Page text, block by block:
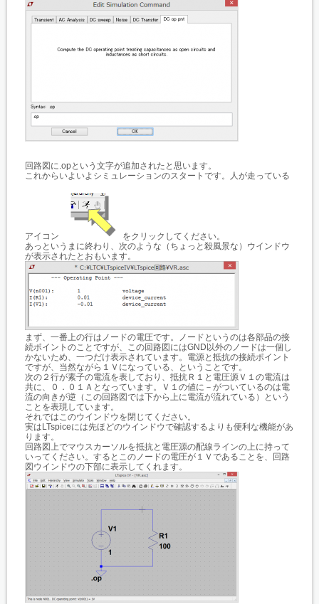
回路図に.opという文字が追加されたと思います。
これからいよいよシミュレーションのスタートです。人が走っている
アイコン
をクリックしてください。
あっというまに終わり、次のような（ちょっと殺風景な）ウインドウ
が表示されたとおもいます。
まず、一番上の行はノードの電圧です。ノードというのは各部品の接
続ポイントのことですが、この回路図にはGND以外のノードは一個し
かないため、一つだけ表示されています。電源と抵抗の接続ポイント
ですが、当然ながら１Ｖになっている、ということです。
次の２行が素子の電流を表しており、抵抗Ｒ１と電圧源Ｖ１の電流は
共に、０．０１Ａとなっています。Ｖ１の値に－がついているのは電
流の向きが逆（この回路図では下から上に電流が流れている）という
ことを表現しています。
それではこのウインドウを閉じてください。
実はLTspiceには先ほどのウインドウで確認するよりも便利な機能があ
ります。
回路図上でマウスカーソルを抵抗と電圧源の配線ラインの上に持って
いってください。するとこのノードの電圧が１Ｖであることを、回路
図ウインドウの下部に表示してくれます。